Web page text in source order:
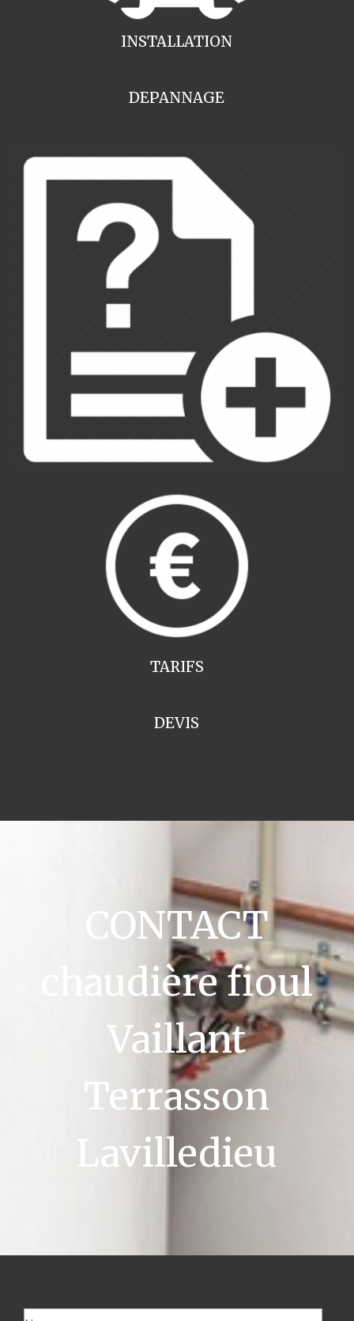
INSTALLATION
DEPANNAGE
TARIFS
DEVIS
CONTACT
chaudière fioul
Vaillant
Terrasson
Lavilledieu